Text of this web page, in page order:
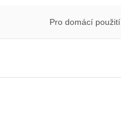
Pro domácí použití